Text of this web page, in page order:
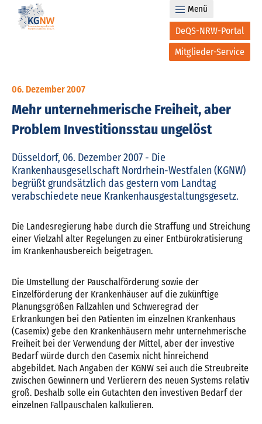
DeQS-NRW-Portal
Mitglieder-Service
Menü
06. Dezember 2007
Mehr unternehmerische Freiheit, aber
Problem Investitionsstau ungelöst
Düsseldorf, 06. Dezember 2007 - Die
Krankenhausgesellschaft Nordrhein-Westfalen (KGNW)
begrüßt grundsätzlich das gestern vom Landtag
verabschiedete neue Krankenhausgestaltungsgesetz.
Die Landesregierung habe durch die Straffung und Streichung
einer Vielzahl alter Regelungen zu einer Entbürokratisierung
im Krankenhausbereich beigetragen.
Die Umstellung der Pauschalförderung sowie der
Einzelförderung der Krankenhäuser auf die zukünftige
Planungsgrößen Fallzahlen und Schweregrad der
Erkrankungen bei den Patienten im einzelnen Krankenhaus
(Casemix) gebe den Krankenhäusern mehr unternehmerische
Freiheit bei der Verwendung der Mittel, aber der investive
Bedarf würde durch den Casemix nicht hinreichend
abgebildet. Nach Angaben der KGNW sei auch die Streubreite
zwischen Gewinnern und Verlierern des neuen Systems relativ
groß. Deshalb solle ein Gutachten den investiven Bedarf der
einzelnen Fallpauschalen kalkulieren.